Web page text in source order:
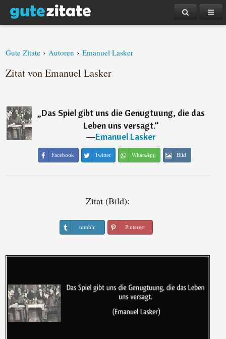
Gute Zitate › Autoren › Emanuel Lasker
Zitat von Emanuel Lasker
„Das Spiel gibt uns die Genugtuung, die das
Leben uns versagt.“
―Emanuel Lasker
Facebook Twitter WhatsApp Bild
Zitat (Bild):
tumblr Pinterest